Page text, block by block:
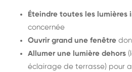
Éteindre toutes les lumières
concernée
Ouvrir grand une fenêtre
Allumer une lumière dehors
éclairage de terrasse) pour